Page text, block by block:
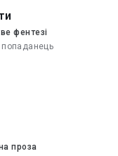
фентезі
попаданець
проза